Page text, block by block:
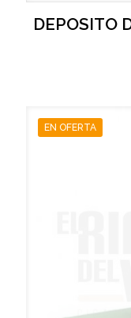
DEPOSITO
EN OFERTA